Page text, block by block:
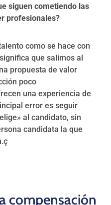
siguen cometiendo las
profesionales?
como se hace con
que salimos al
propuesta de valor
poco
una experiencia de
error es seguir
al candidato, sin
candidata la que
compensación